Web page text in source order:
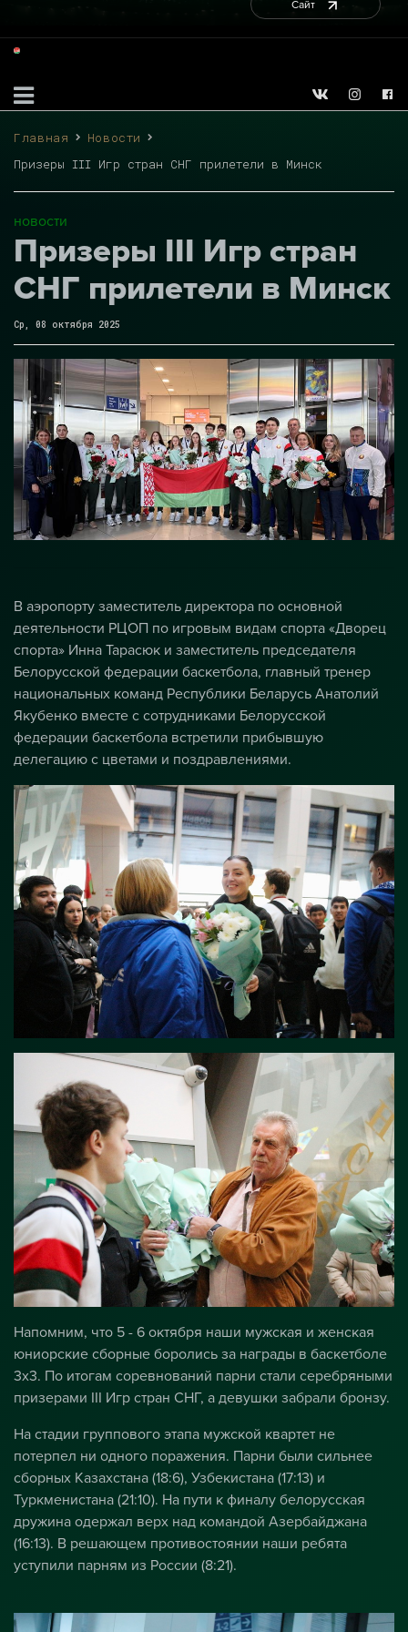
Сайт
Главная
Новости
Призеры III Игр стран СНГ прилетели в Минск
новости
Призеры III Игр стран
СНГ прилетели в Минск
Ср, 08 октября 2025
В аэропорту заместитель директора по основной
деятельности РЦОП по игровым видам спорта «Дворец
спорта» Инна Тарасюк и заместитель председателя
Белорусской федерации баскетбола, главный тренер
национальных команд Республики Беларусь Анатолий
Якубенко вместе с сотрудниками Белорусской
федерации баскетбола встретили прибывшую
делегацию с цветами и поздравлениями.
Напомним, что 5 - 6 октября наши мужская и женская
юниорские сборные боролись за награды в баскетболе
3х3. По итогам соревнований парни стали серебряными
призерами III Игр стран СНГ, а девушки забрали бронзу.
На стадии группового этапа мужской квартет не
потерпел ни одного поражения. Парни были сильнее
сборных Казахстана (18:6), Узбекистана (17:13) и
Туркменистана (21:10). На пути к финалу белорусская
дружина одержал верх над командой Азербайджана
(16:13). В решающем противостоянии наши ребята
уступили парням из России (8:21).